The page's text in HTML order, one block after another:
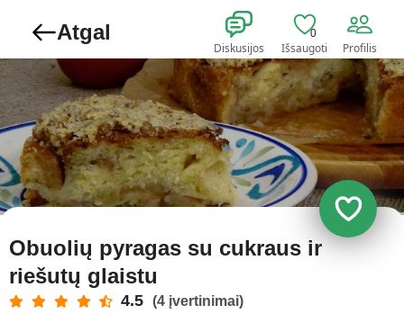
Atgal
Diskusijos
0
Išsaugoti Profilis
Obuolių pyragas su cukraus ir
riešutų glaistu
4.5 (4 įvertinimai)